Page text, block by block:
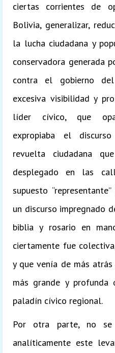
ciertas corrientes de
Bolivia, generalizar,
la lucha ciudadana y
conservadora generada
contra el gobierno
excesiva visibilidad y
líder cívico, que
expropiaba el
revuelta ciudadana
desplegado en las
supuesto
un discurso impregnado
biblia y rosario en
ciertamente fue
y que venía de más
más grande y
paladín cívico regional.
Por otra parte, no se
analíticamente este